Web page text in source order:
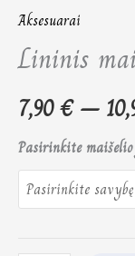
Aksesuarai
Lininis
7,90€ –
Pasirinkite